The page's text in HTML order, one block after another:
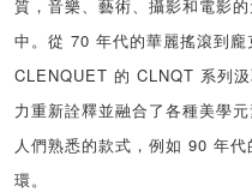
質，音樂、藝術、攝影和電影
中。從 70 年代的華麗搖滾到
CLENQUET 的 CLNQT 系列
力重新詮釋並融合了各種美學
人們熟悉的款式，例如 90 年
環。